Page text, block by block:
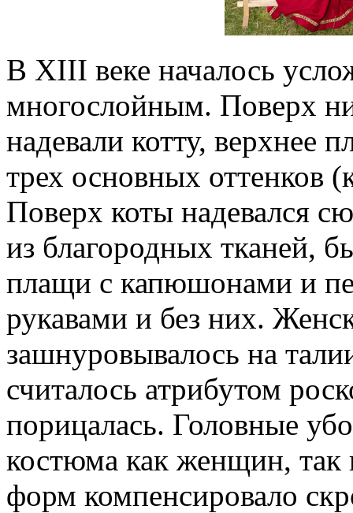
В XIII веке началось
многослойным. Поверх
надевали котту, верхнее
трех основных оттенков
Поверх коты надевался
из благородных тканей,
плащи с капюшонами и
рукавами и без них.
зашнуровывалось на
считалось атрибутом
порицалась. Головные
костюма как женщин,
форм компенсировало